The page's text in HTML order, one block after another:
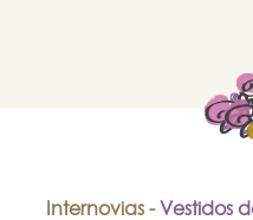
Internovias - Vestidos